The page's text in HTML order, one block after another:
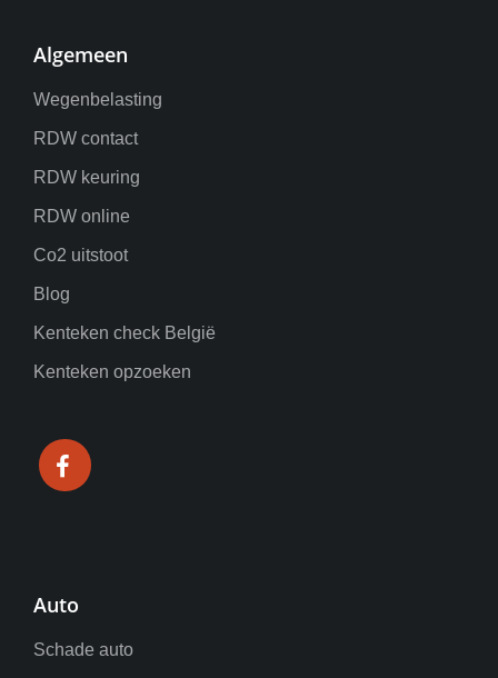
Algemeen
Wegenbelasting
RDW contact
RDW keuring
RDW online
Co2 uitstoot
Blog
Kenteken check België
Kenteken opzoeken
Auto
Schade auto